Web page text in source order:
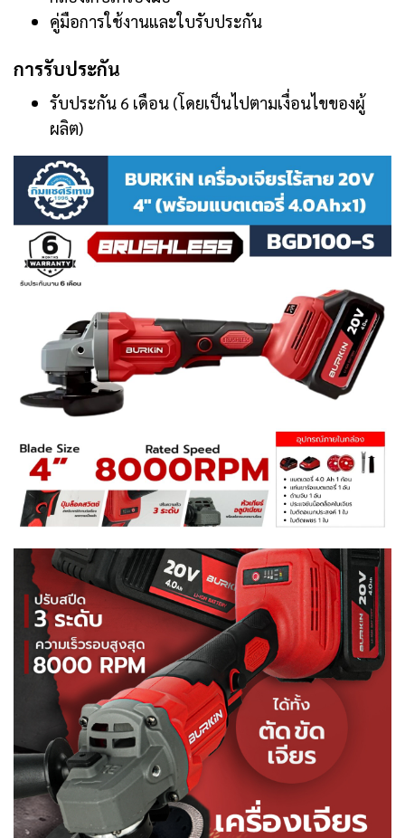
คู่มือการใช้งานและใบรับประกัน
การรับประกัน
รับประกัน 6 เดือน (โดยเป็นไปตามเงื่อนไขของผู้
ผลิต)